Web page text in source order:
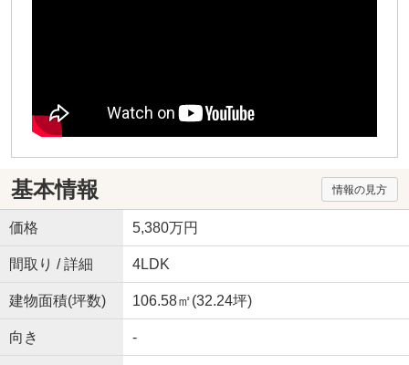
基本情報 情報の見方
価格 5,380万円
間取り / 詳細 4LDK
建物面積(坪数) 106.58㎡(32.24坪)
向き -